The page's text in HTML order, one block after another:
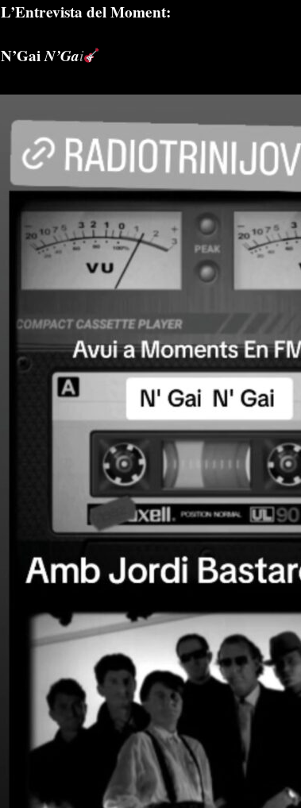
L’Entrevista del Moment:
N’GaiN’Gai